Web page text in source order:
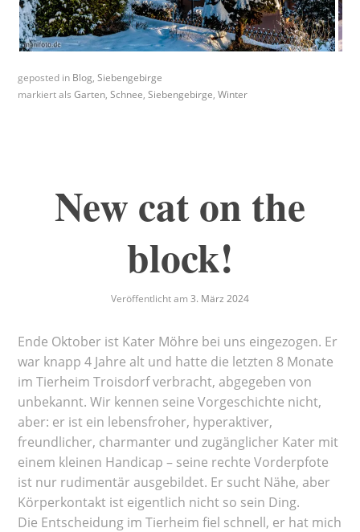
geposted in Blog,Siebengebirge
markiert alsGarten,Schnee,Siebengebirge,Winter
New cat on the
block!
Veröffentlicht am 3. März 2024
Ende Oktober ist Kater Möhre bei uns eingezogen. Er
war knapp 4 Jahre alt und hatte die letzten 8 Monate
im Tierheim Troisdorf verbracht, abgegeben von
unbekannt. Wir kennen seine Vorgeschichte nicht,
aber: er ist ein lebensfroher, hyperaktiver,
freundlicher, charmanter und zugänglicher Kater mit
einem kleinen Handicap – seine rechte Vorderpfote
ist nur rudimentär ausgebildet. Er sucht Nähe, aber
Körperkontakt ist eigentlich nicht so sein Ding.
Die Entscheidung im Tierheim fiel schnell, er hat mich